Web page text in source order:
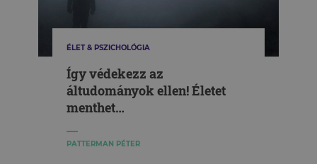
ÉLET & PSZICHOLÓGIA
Így védekezz az
áltudományok ellen! Életet
menthet…
PATTERMAN PÉTER